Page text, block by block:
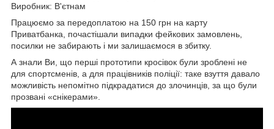
Виробник: В'єтнам
Працюємо за передоплатою на 150 грн на карту
Приватбанка, почастішали випадки фейкових замовлень,
посилки не забирають і ми залишаємося в збитку.
А знали Ви, що перші прототипи кросівок були зроблені не
для спортсменів, а для працівників поліції: таке взуття давало
можливість непомітно підкрадатися до злочинців, за що були
прозвані «снікерами».